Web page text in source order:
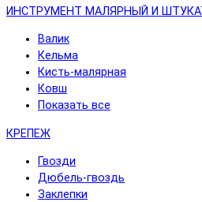
ИНСТРУМЕНТ МАЛЯРНЫЙ И
Валик
Кельма
Кисть-малярная
Ковш
Показать все
КРЕПЕЖ
Гвозди
Дюбель-гвоздь
Заклепки